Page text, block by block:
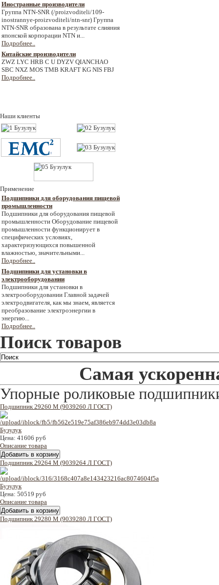
Иностранные производители
Группа NTN-SNR (/proizvoditeli/109-
inostrannye-proizvoditeli/ntn-snr) Группа
NTN-SNR образована в результате слияния
японской корпорации NTN и...
Подробнее..
Китайские производители
ZWZ LYC HRB C U DYZV QIANCHAO
SBC NXZ MOS TMB KRAFT KG NIS FBJ
Подробнее..
Наши клиенты
Применение
Подшипники для оборудования пищевой
промышленности
Подшипники для оборудования пищевой
промышленности Оборудование пищевой
промышленности функционирует в
специфических условиях,
характеризующихся повышенной
влажностью, значительными...
Подробнее..
Подшипники для установки в
электрооборудовании
Подшипники для установки в
электрооборудовании Главной задачей
электродвигателя, как мы знаем, является
преобразование электроэнергии в
энергию...
Подробнее..
Поиск товаров
Самая
Упорные роликовые
Подшипник 29260 M (9039260 Л ГОСТ)
Цена: 41606 руб
Описание товара
Подшипник 29264 M (9039264 Л ГОСТ)
Цена: 50519 руб
Описание товара
Подшипник 29280 M (9039280 Л ГОСТ)